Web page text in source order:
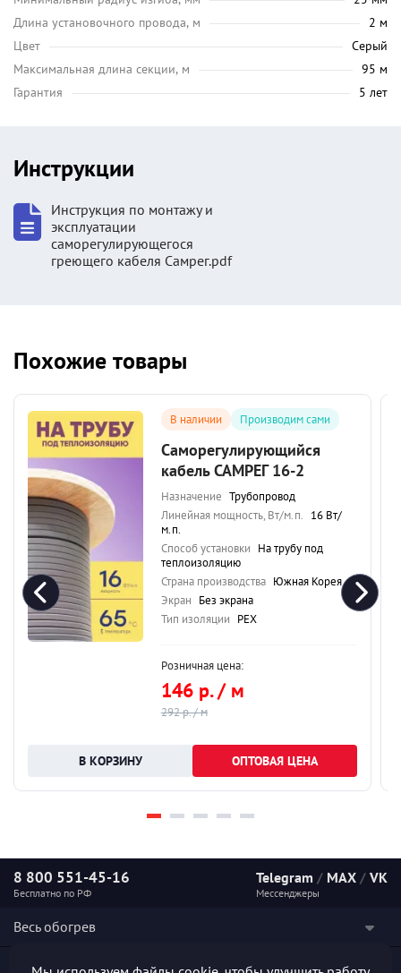
Длина установочного провода, м
2 м
Цвет
Серый
Максимальная длина секции, м
95 м
Гарантия
5 лет
Инструкции
Инструкция по монтажу и
эксплуатации
саморегулирующегося
греющего кабеля Самрег.pdf
Похожие товары
В наличии Производим сами
Саморегулирующийся
кабель САМРЕГ 16-2
Назначение Трубопровод
Линейная мощность, Вт/м.п. 16 Вт/
м.п.
Способ установки На трубу под
теплоизоляцию
Страна производства Южная Корея
Экран Без экрана
Тип изоляции PEX
Розничная цена:
146 р. / м
292 р. / м
ОПТОВАЯ ЦЕНА
8 800 551-45-16
Бесплатно по РФ
Telegram / MAX / VK
Мессенджеры
Весь обогрев
Наши услуги